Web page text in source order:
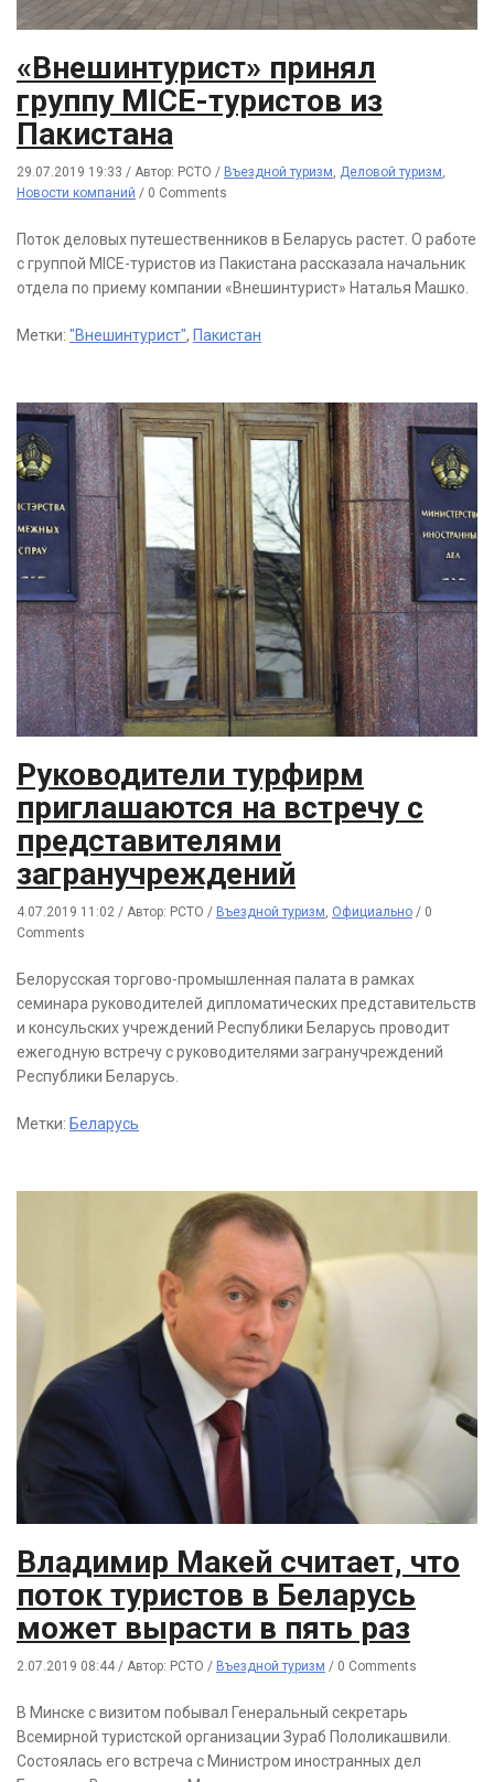
«Внешинтурист» принял
группу MICE-туристов из
Пакистана
29.07.2019 19:33 / Автор: РСТО / Въездной туризм, Деловой туризм,
Новости компаний / 0 Comments
Поток деловых путешественников в Беларусь растет. О работе
с группой MICE-туристов из Пакистана рассказала начальник
отдела по приему компании «Внешинтурист» Наталья Машко.
Метки: "Внешинтурист", Пакистан
Руководители турфирм
приглашаются на встречу с
представителями
загранучреждений
4.07.2019 11:02 / Автор: РСТО / Въездной туризм, Официально / 0
Comments
Белорусская торгово-промышленная палата в рамках
семинара руководителей дипломатических представительств
и консульских учреждений Республики Беларусь проводит
ежегодную встречу с руководителями загранучреждений
Республики Беларусь.
Метки: Беларусь
Владимир Макей считает, что
поток туристов в Беларусь
может вырасти в пять раз
2.07.2019 08:44 / Автор: РСТО / Въездной туризм / 0 Comments
В Минске с визитом побывал Генеральный секретарь
Всемирной туристской организации Зураб Пололикашвили.
Состоялась его встреча с Министром иностранных дел